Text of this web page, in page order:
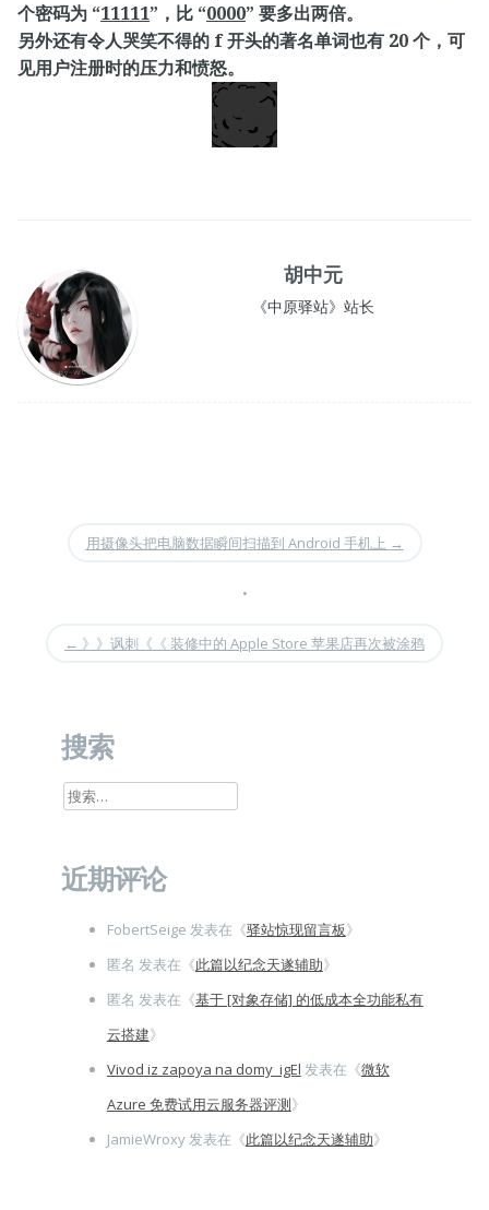
个密码为 “11111”，比 “0000” 要多出两倍。
另外还有令人哭笑不得的 f 开头的著名单词也有 20 个，可
见用户注册时的压力和愤怒。
胡中元
《中原驿站》站长
用摄像头把电脑数据瞬间扫描到 Android 手机上 →
•
← 》》讽刺《《 装修中的 Apple Store 苹果店再次被涂鸦
搜索
搜
近期评论
FobertSeige 发表在《驿站惊现留言板》
匿名 发表在《此篇以纪念天遂辅助》
匿名 发表在《基于 [对象存储] 的低成本全功能私有
云搭建》
Vivod iz zapoya na domy_igEl 发表在《微软
Azure 免费试用云服务器评测》
JamieWroxy发表在《此篇以纪念天遂辅助》